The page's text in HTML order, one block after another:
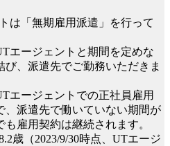
は「無期雇用派遣」を行って
エージェントと期間を定めな
び、派遣先でご勤務いただきま
エージェントでの正社員雇用
、派遣先で働いていない期間が
雇用契約は継続されます。
歳（2023/9/30時点、UTエージ